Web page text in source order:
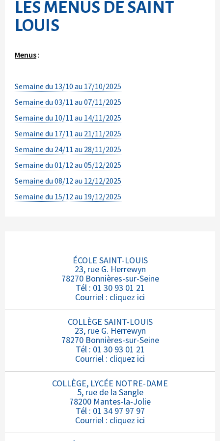
LES MENUS DE SAINT
LOUIS
Menus:
Semaine du 13/10 au 17/10/2025
Semaine du 03/11 au 07/11/2025
Semaine du 10/11 au 14/11/2025
Semaine du 17/11 au 21/11/2025
Semaine du 24/11 au 28/11/2025
Semaine du 01/12 au 05/12/2025
Semaine du 08/12 au 12/12/2025
Semaine du 15/12 au 19/12/2025
ÉCOLE SAINT-LOUIS
23, rue G. Herrewyn
78270 Bonnières-sur-Seine
Tél : 01 30 93 01 21
Courriel : cliquez ici
COLLÈGE SAINT-LOUIS
23, rue G. Herrewyn
78270 Bonnières-sur-Seine
Tél : 01 30 93 01 21
Courriel : cliquez ici
COLLÈGE, LYCÉE NOTRE-DAME
5, rue de la Sangle
78200 Mantes-la-Jolie
Tél : 01 34 97 97 97
Courriel : cliquez ici